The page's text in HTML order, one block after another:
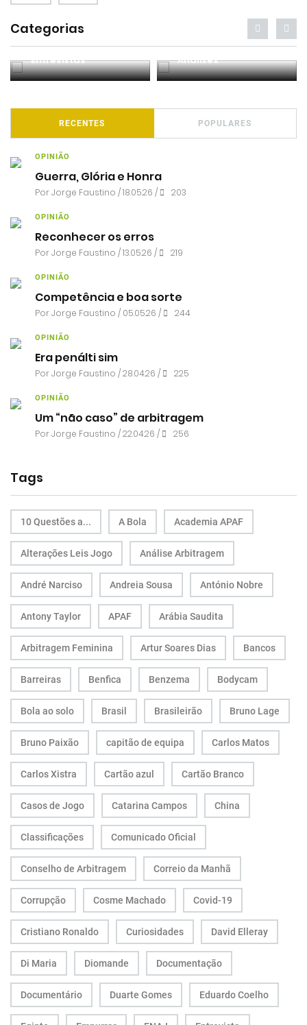
Categorias
Entrevistas Análises
RECENTES POPULARES
OPINIÃO
Guerra, Glória e Honra
PorJorge Faustino / 18.05.26 / 203
OPINIÃO
Reconhecer os erros
PorJorge Faustino / 13.05.26 / 219
OPINIÃO
Competência e boa sorte
PorJorge Faustino / 05.05.26 / 244
OPINIÃO
Era penálti sim
PorJorge Faustino / 28.04.26 / 225
OPINIÃO
Um “não caso” de arbitragem
PorJorge Faustino / 22.04.26 / 256
Tags
10 Questões a... A Bola Academia APAF
Alterações Leis Jogo Análise Arbitragem
André Narciso Andreia Sousa António Nobre
Antony Taylor APAF Arábia Saudita
Arbitragem Feminina Artur Soares Dias Bancos
Barreiras Benfica Benzema Bodycam
Bola ao solo Brasil Brasileirão Bruno Lage
Bruno Paixão capitão de equipa Carlos Matos
Carlos Xistra Cartão azul Cartão Branco
Casos de Jogo Catarina Campos China
Classificações Comunicado Oficial
Conselho de Arbitragem Correio da Manhã
Corrupção Cosme Machado Covid-19
Cristiano Ronaldo Curiosidades David Elleray
Di Maria Diomande Documentação
Documentário Duarte Gomes Eduardo Coelho